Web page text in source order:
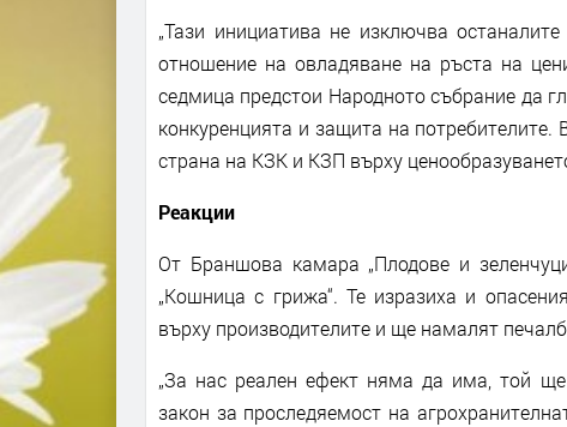
„Тази инициатива не изключва
отношение на овладяване на ръста на
седмица предстои Народното събрание да
конкуренцията и защита на
страна на КЗК и КЗП върху
Реакции
От Браншова камара „Плодове и
„Кошница с грижа“. Те изразиха и
върху производителите и ще намалят
„За нас реален ефект няма да има, той
закон за проследяемост на